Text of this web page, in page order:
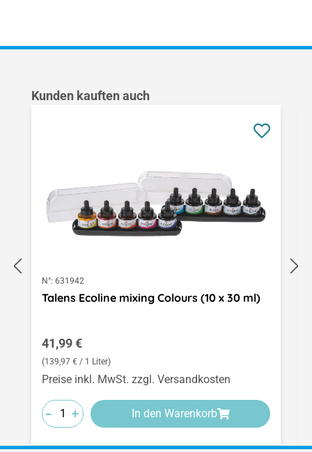
Produktgalerie überspringen
Kunden kauften auch
N°: 631942
Talens Ecoline mixing Colours (10 x 30 ml)
Regulärer Preis:
41,99 €
(139,97 € / 1 Liter)
Preise inkl. MwSt. zzgl. Versandkosten
-
-
- +
+
+ In den Warenkorb